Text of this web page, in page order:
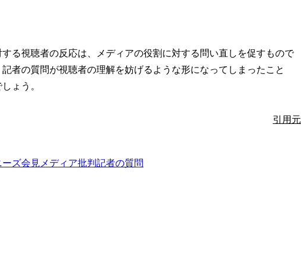
る視聴者の反応は、メディアの役割に対する問い直しを促すもので
者の質問が視聴者の理解を妨げるような形になってしまったこと
ょう。
引用元
ーズ会見 メディア批判 記者の質問